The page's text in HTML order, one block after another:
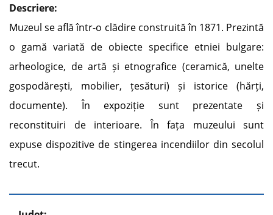
Descriere:
Muzeul se află într-o clădire construită în 1871. Prezintă
o gamă variată de obiecte specifice etniei bulgare:
arheologice, de artă și etnografice (ceramică, unelte
gospodărești, mobilier, țesături) și istorice (hărți,
documente). În expoziție sunt prezentate și
reconstituiri de interioare. În fața muzeului sunt
expuse dispozitive de stingerea incendiilor din secolul
trecut.